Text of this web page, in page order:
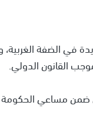
أيضًا على الاعتراف بـ13 مستوطنة جديدة
القانون الدولي.
ضمن مساعي